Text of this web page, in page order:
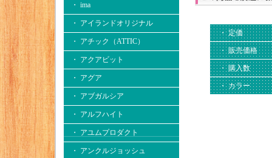
・ ima
・ アイランドオリジナル
・ アチック（ATTIC）
・ アクアビット
・ アグア
・ アブガルシア
・ アルフハイト
・ アユムプロダクト
・ アンクルジョッシュ
・ 定価
・ 販売価格
・ 購入数
・ カラー